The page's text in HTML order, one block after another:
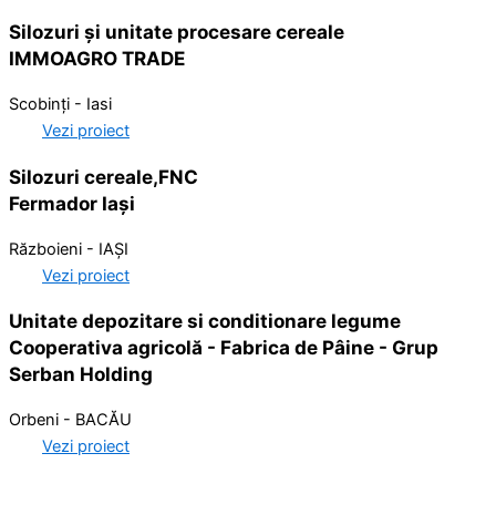
Silozuri și unitate procesare cereale
IMMOAGRO TRADE
Scobinți - Iasi
Vezi proiect
Silozuri cereale,FNC
Fermador Iași
Războieni - IAȘI
Vezi proiect
Unitate depozitare si conditionare legume
Cooperativa agricolă - Fabrica de Pâine - Grup
Serban Holding
Orbeni - BACĂU
Vezi proiect